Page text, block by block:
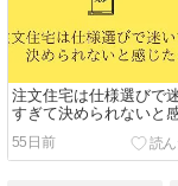
注文住宅は仕様選びで
すぎて決められないと
55日前